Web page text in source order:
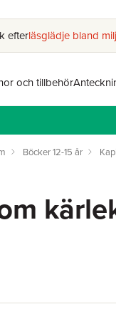
efterläsglädje bland
och tillbehör
Böcker 12-15 år